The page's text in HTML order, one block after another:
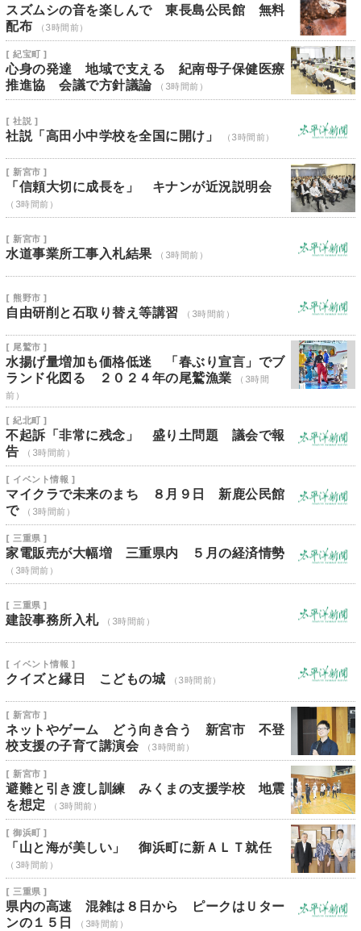
スズムシの音を楽しんで 東長島公民館 無料
配布
（3時間前）
[ 紀宝町 ]
心身の発達 地域で支える 紀南母子保健医療
推進協 会議で方針議論
（3時間前）
[ 社説 ]
社説「高田小中学校を全国に開け」 （3時間前）
[ 新宮市 ]
「信頼大切に成長を」 キナンが近況説明会
（3時間前）
[ 新宮市 ]
水道事業所工事入札結果 （3時間前）
[ 熊野市 ]
自由研削と石取り替え等講習 （3時間前）
[ 尾鷲市 ]
水揚げ量増加も価格低迷 「春ぶり宣言」でブ
ランド化図る ２０２４年の尾鷲漁業
（3時間
前）
[ 紀北町 ]
不起訴「非常に残念」 盛り土問題 議会で報
告
（3時間前）
[ イベント情報 ]
マイクラで未来のまち ８月９日 新鹿公民館
で
（3時間前）
[ 三重県 ]
家電販売が大幅増 三重県内 ５月の経済情勢
（3時間前）
[ 三重県 ]
建設事務所入札 （3時間前）
[ イベント情報 ]
クイズと縁日 こどもの城 （3時間前）
[ 新宮市 ]
ネットやゲーム どう向き合う 新宮市 不登
校支援の子育て講演会
（3時間前）
[ 新宮市 ]
避難と引き渡し訓練 みくまの支援学校 地震
を想定
（3時間前）
[ 御浜町 ]
「山と海が美しい」 御浜町に新ＡＬＴ就任
（3時間前）
[ 三重県 ]
県内の高速 混雑は８日から ピークはＵター
ンの１５日
（3時間前）